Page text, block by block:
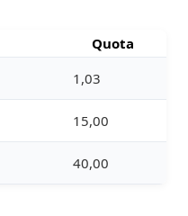
Quota
1,03
15,00
40,00